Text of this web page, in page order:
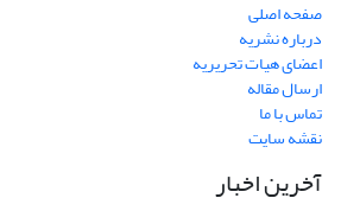
صفحه اصلی
درباره نشریه
اعضای هیات تحریریه
ارسال مقاله
تماس با ما
نقشه سایت
آخرین اخبار